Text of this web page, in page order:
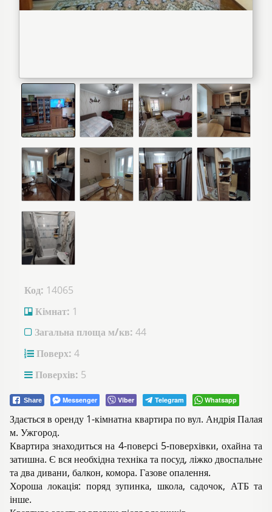
Код: 14065
Кімнат: 1
Загальна площа м/кв: 44
Поверх: 4
Поверхів: 5
Share Messenger Viber Telegram Whatsapp
Здається в оренду 1-кімнатна квартира по вул. Андрія Палая
м. Ужгород.
Квартира знаходиться на 4-поверсі 5-поверхівки, охайна та
затишна. Є вся необхідна техніка та посуд, ліжко двоспальне
та два дивани, балкон, комора. Газове опалення.
Хороша локація: поряд зупинка, школа, садочок, АТБ та
інше.